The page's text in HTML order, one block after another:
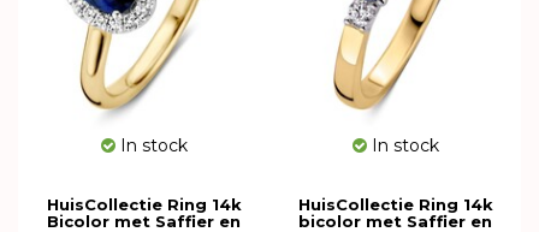
In stock
HuisCollectie Ring 14k
Bicolor met Saffier en
In stock
HuisCollectie Ring 14k
bicolor met Saffier en